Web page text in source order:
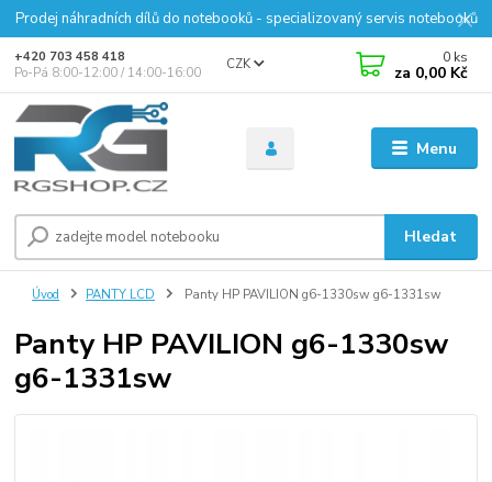
Prodej náhradních dílů do notebooků - specializovaný servis notebooků
Menu
CZK
Hledat
+420 703 458 418
Po-Pá 8:00-12:00 / 14:00-16:00
0 ks
za 0,00 Kč
Úvod PANTY LCD Panty HP PAVILION g6-1330sw g6-1331sw
Panty HP PAVILION g6-1330sw
g6-1331sw